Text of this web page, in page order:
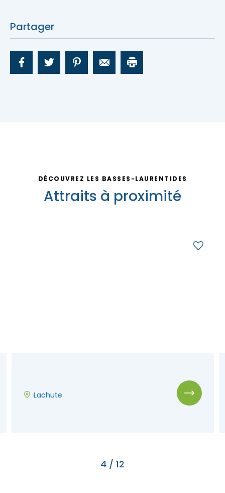
Partager
DÉCOUVREZ LES BASSES-LAURENTIDES
Attraits à proximité
Lachute
4 / 12